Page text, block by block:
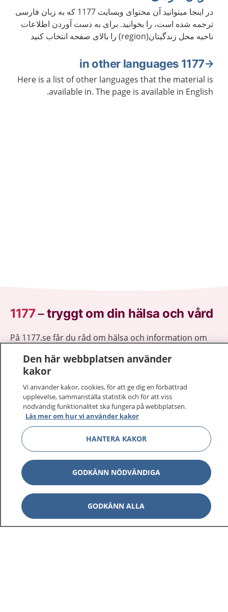
در اینجا میتوانید آن محتوای وبسایت 1177 که به زبان فارسی
ترجمه شده است، را بخوانید. برای به دست آوردن اطلاعات
ناحیه محل زندگیتان(region) را بالای صفحه انتخاب کنید
1177 in other languages
Here is a list of other languages that the material is
available in. The page is available in English.
1177–tryggt om din hälsa och vård
På 1177.se får du råd om hälsa och information om
Logga in för att läsa din journal och göra dina
vårdärenden. Ring telefonnummer 1177 för
sjukvårdsrådgivning dygnet runt.
1177 ger dig råd när du vill må bättre.
1177 på flera språk Show
Om 1177
Kontakt Show
Den här webbplatsen använder
kakor
Vi använder kakor, cookies, för att ge dig en förbättrad
upplevelse, sammanställa statistik och för att viss
nödvändig funktionalitet ska fungera på webbplatsen.
Läs mer om hur vi använder kakor
HANTERA KAKOR
GODKÄNN NÖDVÄNDIGA
GODKÄNN ALLA